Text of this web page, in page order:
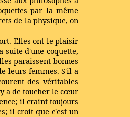
par la même
de la physique, on
Elles ont le plaisir
d'une coquette,
paraissent bonnes
leurs femmes. S'il a
des véritables
a de toucher le cœur
il craint toujours
il croit que c'est un